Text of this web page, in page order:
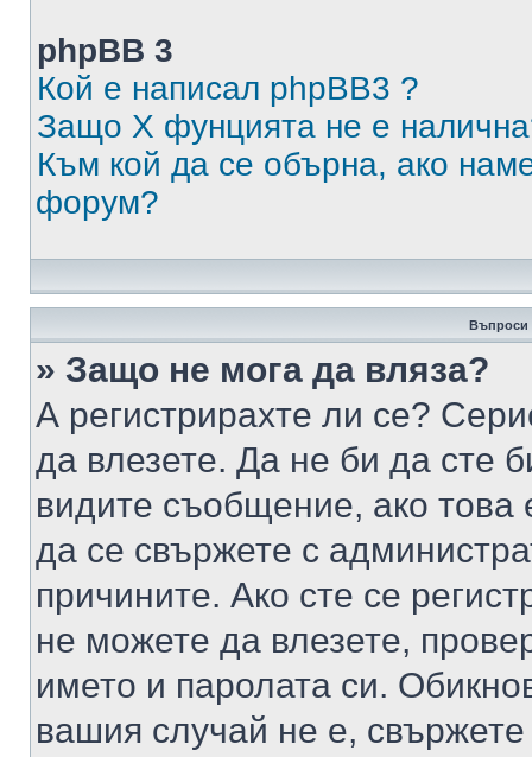
phpBB 3
Кой е написал phpBB3 ?
Защо X фунцията не е
Към кой да се обърна, ако
форум?
Въпроси
» Защо не мога да вляза?
А регистрирахте ли се?
да влезете. Да не би да сте
видите съобщение, ако това
да се свържете с
причините. Ако сте се
не можете да влезете,
името и паролата си.
вашия случай не е,